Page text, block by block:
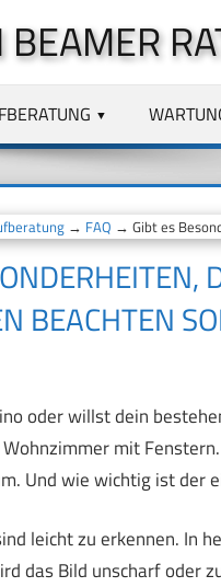
BEAMER
→ FAQ → Gibt es
BEACHTEN
oder willst dein
mit
Und wie wichtig ist der
leicht zu erkennen. In
das Bild unscharf oder